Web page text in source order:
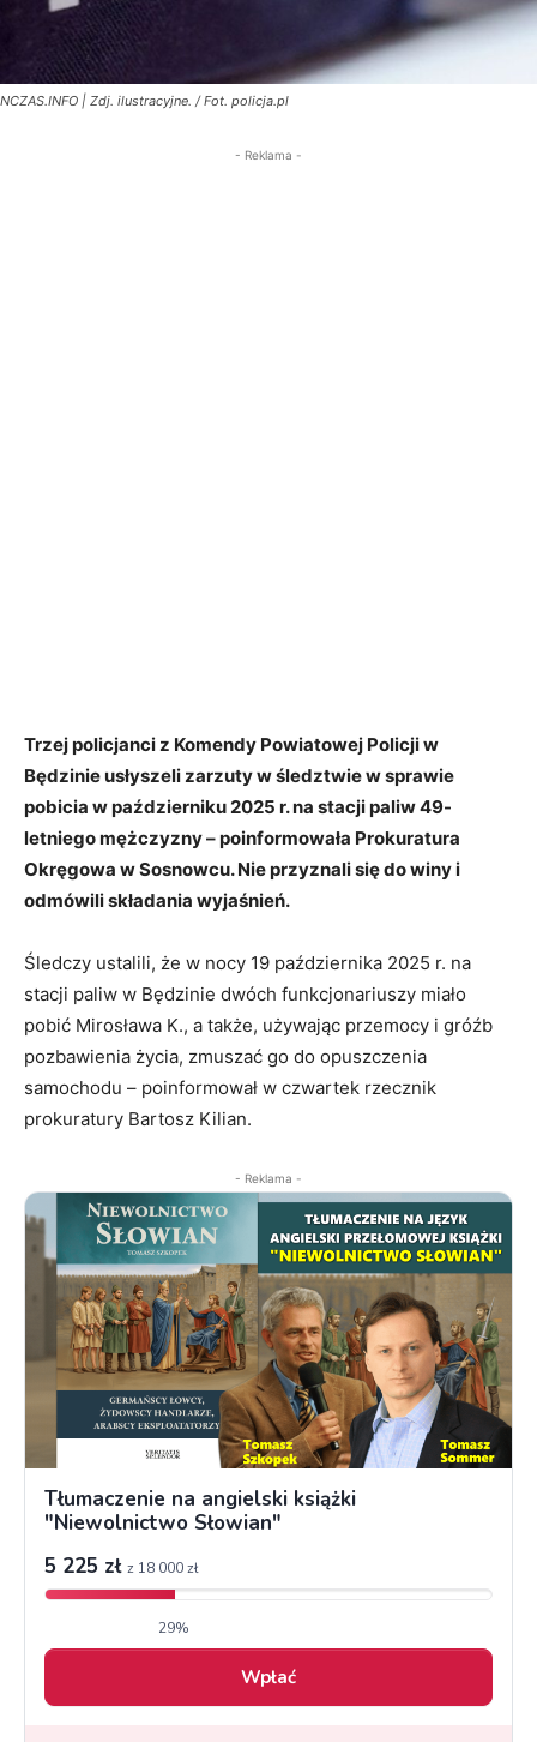
NCZAS.INFO | Zdj. ilustracyjne. / Fot. policja.pl
- Reklama -
Trzej policjanci z Komendy Powiatowej Policji w
Będzinie usłyszeli zarzuty w śledztwie w sprawie
pobicia w październiku 2025 r. na stacji paliw 49-
letniego mężczyzny – poinformowała Prokuratura
Okręgowa w Sosnowcu. Nie przyznali się do winy i
odmówili składania wyjaśnień.
Śledczy ustalili, że w nocy 19 października 2025 r. na
stacji paliw w Będzinie dwóch funkcjonariuszy miało
pobić Mirosława K., a także, używając przemocy i gróźb
pozbawienia życia, zmuszać go do opuszczenia
samochodu – poinformował w czwartek rzecznik
prokuratury Bartosz Kilian.
- Reklama -